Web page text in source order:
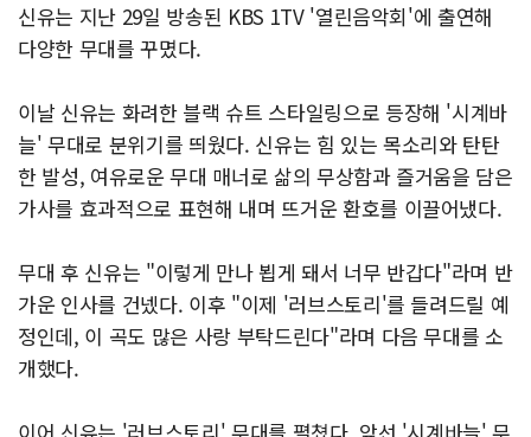
신유는 지난 29일 방송된 KBS 1TV '열린음악회'에 출연해
다양한 무대를 꾸몄다.
이날 신유는 화려한 블랙 슈트 스타일링으로 등장해 '시계바
늘' 무대로 분위기를 띄웠다. 신유는 힘 있는 목소리와 탄탄
한 발성, 여유로운 무대 매너로 삶의 무상함과 즐거움을 담은
가사를 효과적으로 표현해 내며 뜨거운 환호를 이끌어냈다.
무대 후 신유는 "이렇게 만나 뵙게 돼서 너무 반갑다"라며 반
가운 인사를 건넸다. 이후 "이제 '러브스토리'를 들려드릴 예
정인데, 이 곡도 많은 사랑 부탁드린다"라며 다음 무대를 소
개했다.